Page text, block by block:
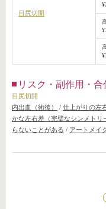
目尻切開
リスク・副作用・合
目尻切開
内出血（術後）
/ 仕上がりの左
かな左右差（完璧なシンメトリ
らないことがある / アートメイ